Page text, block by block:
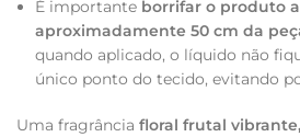
É importante borrifar o produto
aproximadamente 50 cm da
quando aplicado, o líquido não
único ponto do tecido, evitando
Uma fragrância floral frutal